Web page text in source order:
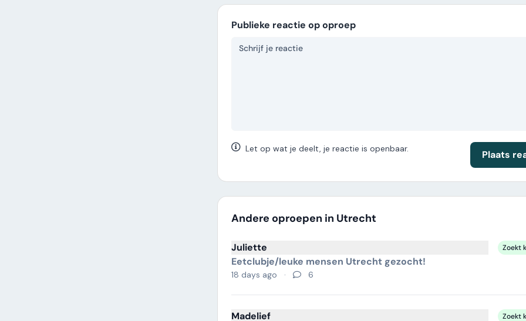
Publieke reactie op oproep
Let op wat je deelt, je reactie is openbaar. Plaats
Andere oproepen in Utrecht
Juliette Zoekt
Eetclubje/leuke mensen Utrecht gezocht!
18 days ago · 6
Madelief Zoekt